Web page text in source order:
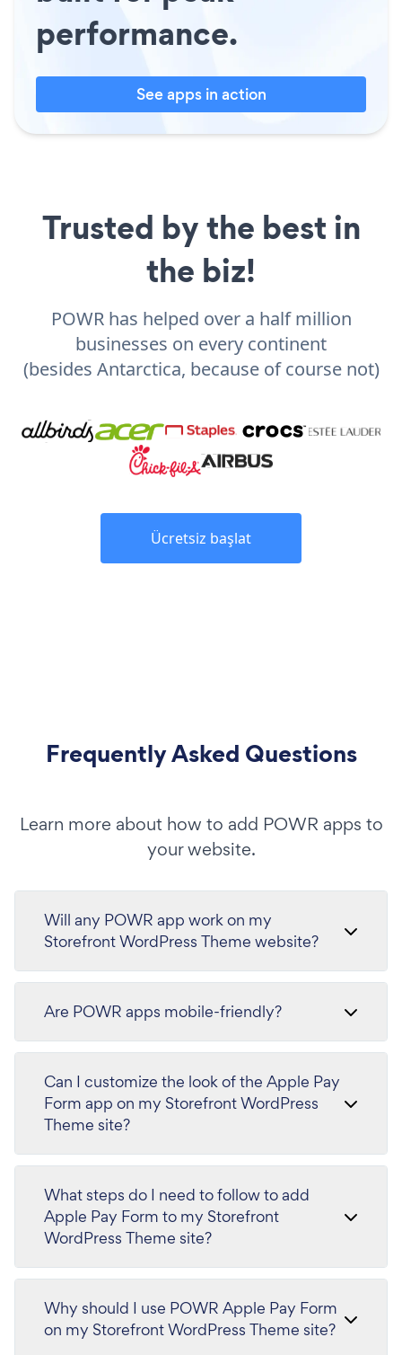
performance.
See apps in action
Trusted by the best in
the biz!
POWR has helped over a half million
businesses on every continent
(besides Antarctica, because of course not)
Ücretsiz başlat
Frequently Asked Questions
Learn more about how to add POWR apps to
your website.
Will any POWR app work on my
Storefront WordPress Theme website?
Are POWR apps mobile-friendly?
Can I customize the look of the Apple Pay
Form app on my Storefront WordPress
Theme site?
What steps do I need to follow to add
Apple Pay Form to my Storefront
WordPress Theme site?
Why should I use POWR Apple Pay Form
on my Storefront WordPress Theme site?